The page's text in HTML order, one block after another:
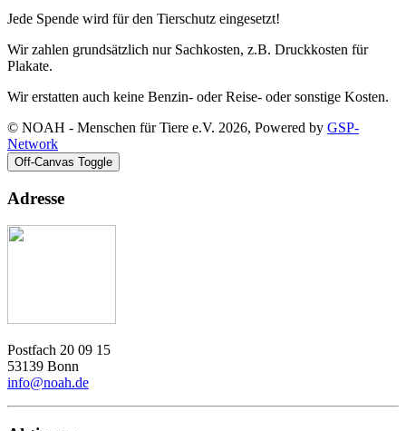
Jede Spende wird für den Tierschutz eingesetzt!
Wir zahlen grundsätzlich nur Sachkosten, z.B. Druckkosten für
Plakate.
Wir erstatten auch keine Benzin- oder Reise- oder sonstige Kosten.
© NOAH - Menschen für Tiere e.V. 2026, Powered by GSP-
Network
Off-Canvas Toggle
Adresse
Postfach 20 09 15
53139 Bonn
info@noah.de